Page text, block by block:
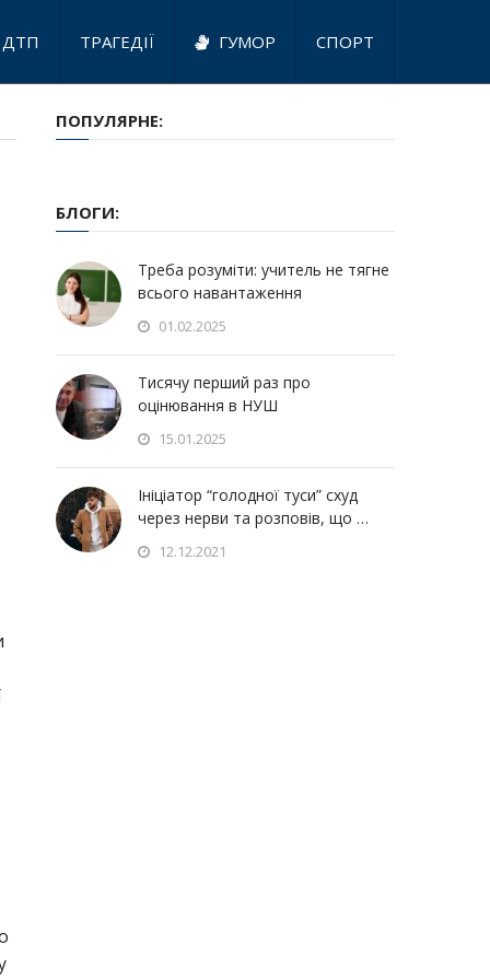
ТРАГЕДІЇ ГУМОР СПОРТ
ПОПУЛЯРНЕ:
БЛОГИ:
Треба розуміти: учитель не тягне
всього навантаження
01.02.2025
Тисячу перший раз про
оцінювання в НУШ
15.01.2025
Ініціатор “голодної туси” схуд
через нерви та розповів, що …
12.12.2021